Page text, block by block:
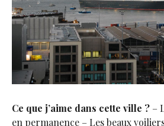
Ce que j’aime dans cette ville ? –
en permanence – Les beaux